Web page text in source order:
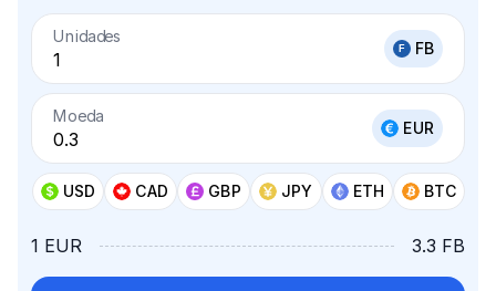
Unidades
FB
Moeda
EUR
USD CAD GBP JPY ETH BTC
1 EUR 3.3 FB